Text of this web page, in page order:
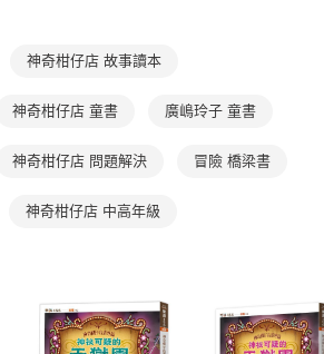
務購買商品或服務，並由商店將買賣／分期付款
付你分期」之契約關係目的，商店將以您的個人
帳單所需資料之確認、核對及更正。
閱以下連結：https://oppay.tw/userRule
下不需立刻繳費，但若您需要取消訂單，請聯絡
同意取消之訂單仍視為有效，需透過AFTEE先享
先享後付 」之結帳頁面顯示為準，若有關於
support/home
限公司提供之「AFTEE先享後付」服務完成之交
公司。
徵得法定代理人或監護人之同意方可使用
付」時，將依據個別帳號之用戶狀況，依本公司即
含以上)免運費
馬祖、小琉球；不適用於郵局i郵箱）
神奇柑仔店 故事讀本
神奇柑仔店 童書 廣嶋玲子 童書
神奇柑仔店 問題解決 冒險 橋梁書
神奇柑仔店 中高年級